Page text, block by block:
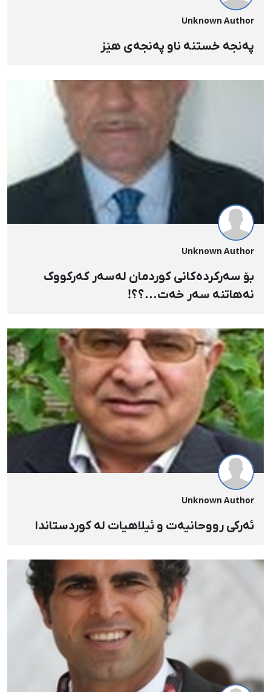
Unknown Author
پەنجە خستنە ناو پەنجەی هێز
Unknown Author
بۆ سەرکردەکانی کوردمان لەسەر کەرکووک
نەهاتنە سەر خەت...؟؟!
Unknown Author
ئەرکی رووحانیەت و ئیلاهیات لە کوردستاندا